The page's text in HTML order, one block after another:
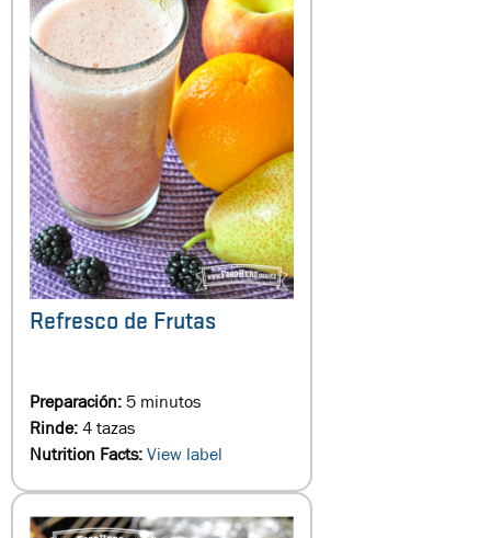
Refresco de Frutas
Preparación:5 minutos
Rinde:4 tazas
Nutrition Facts:View label